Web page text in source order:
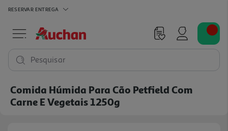
RESERVAR ENTREGA
Pesquisar
Comida Húmida Para Cão Petfield Com
Carne E Vegetais 1250g